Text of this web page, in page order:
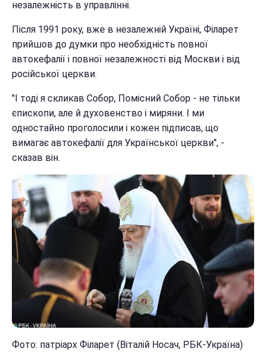
незалежність в управлінні.
Після 1991 року, вже в незалежній Україні, Філарет
прийшов до думки про необхідність повної
автокефалії і повної незалежності від Москви і від
російської церкви.
"І тоді я скликав Собор, Помісний Собор - не тільки
єпископи, але й духовенство і миряни. І ми
одностайно проголосили і кожен підписав, що
вимагає автокефалії для Української церкви", -
сказав він.
Фото: патріарх Філарет (Віталій Носач, РБК-Україна)